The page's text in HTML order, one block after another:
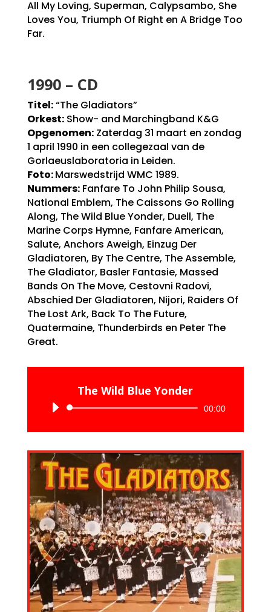
All My Loving, Superman, Calypsambo, She
Loves You, Triumph Of Right en A Bridge Too
Far.
1990 – CD
Titel:“The Gladiators”
Orkest:Show- and Marchingband K&G
Opgenomen:Zaterdag 31 maart en zondag
1 april 1990 in een collegezaal van de
Gorlaeuslaboratoria in Leiden.
Foto:Marswedstrijd WMC 1989.
Nummers:Fanfare To John Philip Sousa,
National Emblem, The Caissons Go Rolling
Along, The Wild Blue Yonder, Duell, The
Marine Corps Hymne, Fanfare American,
Salute, Anchors Aweigh, Einzug Der
Gladiatoren, By The Centre, The Assemble,
The Gladiator, Basler Fantasie, Massed
Bands On The Move, Cestovni Radovi,
Abschied Der Gladiatoren, Nijori, Raiders Of
The Lost Ark, Back To The Future,
Quatermaine, Thunderbirds en Peter The
Great.
The Wild Blue Yonder
Audiospeler 00:00